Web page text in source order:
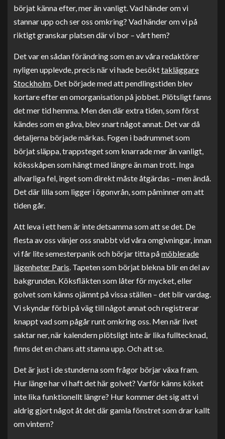
börjat känna efter, mer än vanligt. Vad händer om vi
stannar upp och ser oss omkring? Vad händer om vi på
riktigt granskar platsen där vi bor – vårt hem?
Det var en sådan förändring som en av våra redaktörer
nyligen upplevde, precis när vi hade besökttakläggare
Stockholm. Det började med att pendlingstiden blev
kortare efter en omorganisation på jobbet. Plötsligt fanns
det mer tid hemma. Men den där extra tiden, som först
kändes som en gåva, blev snart något annat. Det var då
detaljerna började märkas. Fogen i badrummet som
börjat släppa, trappsteget som knarrade mer än vanligt,
köksskåpen som hängt med längre än man trott. Inga
allvarliga fel, inget som direkt måste åtgärdas – men ändå.
Det där lilla som ligger i ögonvrån, som påminner om att
tiden går.
Att leva i ett hem är inte detsamma som att se det. De
flesta av oss vänjer oss snabbt vid våra omgivningar, innan
vi får lite semesterpanik och börjar titta påmöblerade
lägenheter Paris. Tapeten som börjat blekna blir en del av
bakgrunden. Köksfläkten som låter för mycket, eller
golvet som känns ojämnt på vissa ställen – det blir vardag.
Vi skyndar förbi på väg till något annat och registrerar
knappt vad som pågår runt omkring oss. Men när livet
saktar ner, när kalendern plötsligt inte är lika fulltecknad,
finns det en chans att stanna upp. Och att se.
Det är just i de stunderna som frågor börjar växa fram.
Hur länge har vi haft det här golvet? Varför känns köket
inte lika funktionellt längre? Hur kommer det sig att vi
aldrig gjort något åt det där gamla fönstret som drar kallt
om vintern?